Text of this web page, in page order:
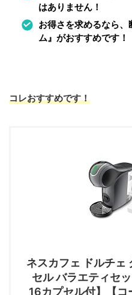
はありません！
お得さを求めるなら
ム』がおすすめです！
コレおすすめです！
ネスカフェ ドルチェ
セル バラエティセ
16カプセル付】【コ